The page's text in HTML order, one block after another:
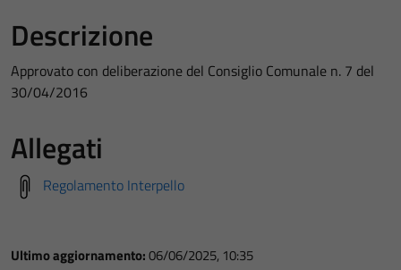
Descrizione
Approvato con deliberazione del Consiglio Comunale n. 7 del
30/04/2016
Allegati
Regolamento Interpello
Ultimo aggiornamento:06/06/2025, 10:35